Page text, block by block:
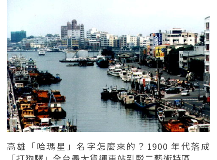
高雄「哈瑪星」名字怎麼來的？1900 年代落成